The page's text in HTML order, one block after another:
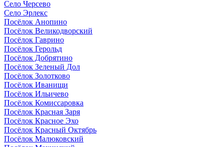
Село Черсево
Село Эрлекс
Посёлок Анопино
Посёлок Великодворский
Посёлок Гаврино
Посёлок Герольд
Посёлок Добрятино
Посёлок Зеленый Дол
Посёлок Золотково
Посёлок Иванищи
Посёлок Ильичево
Посёлок Комиссаровка
Посёлок Красная Заря
Посёлок Красное Эхо
Посёлок Красный Октябрь
Посёлок Малюковский